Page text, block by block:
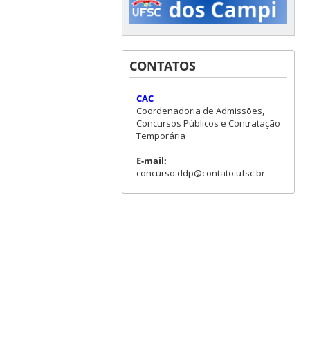
CONTATOS
CAC
Coordenadoria de Admissões,
Concursos Públicos e Contratação
Temporária
E-mail:
concurso.ddp@contato.ufsc.br